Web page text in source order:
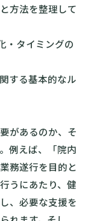
方法を整理して
・タイミングの
する基本的なル
があるのか、そ
例えば、「院内
務遂行を目的と
うにあたり、健
、必要な支援を